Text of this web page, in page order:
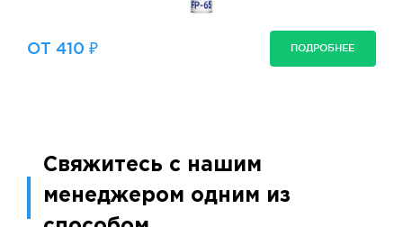
ОТ 410 ₽ ПОДРОБНЕЕ
Свяжитесь с нашим
менеджером одним из